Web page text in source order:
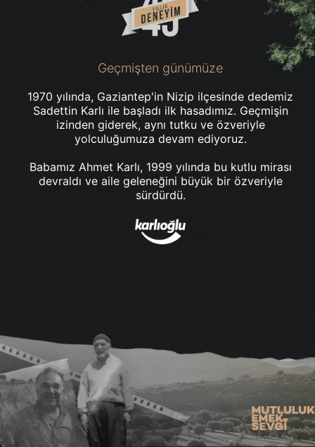
Geçmişten günümüze
1970 yılında, Gaziantep'in Nizip ilçesinde dedemiz
Sadettin Karlı ile başladı ilk hasadımız. Geçmişin
izinden giderek, aynı tutku ve özveriyle
yolculuğumuza devam ediyoruz.
Babamız Ahmet Karlı, 1999 yılında bu kutlu mirası
devraldı ve aile geleneğini büyük bir özveriyle
sürdürdü.